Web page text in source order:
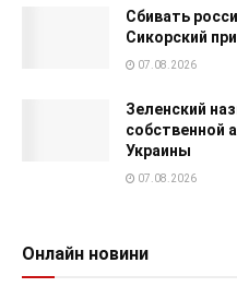
Сбивать
Сикорский
07.08.2026
Зеленский
собственной
Украины
07.08.2026
Онлайн новини